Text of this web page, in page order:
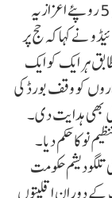
دی کہ ائمہ و مؤذن کو ماہانہ 10,000 اور 5,000 روپئے اعزازیہ
نے کہا کہ حج پر
ہر ایک کو ایک
کو وقف بورڈ کی
بھی ہدایت دی۔
نو کا حکم دیا۔
حکومت
کے دوران اقلیتوں